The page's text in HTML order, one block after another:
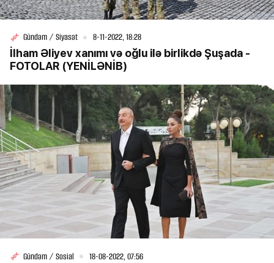
Gündəm / Siyasət 8-11-2022, 18:28
İlham Əliyev xanımı və oğlu ilə birlikdə Şuşada -
FOTOLAR (YENİLƏNİB)
Gündəm / Sosial 18-08-2022, 07:56